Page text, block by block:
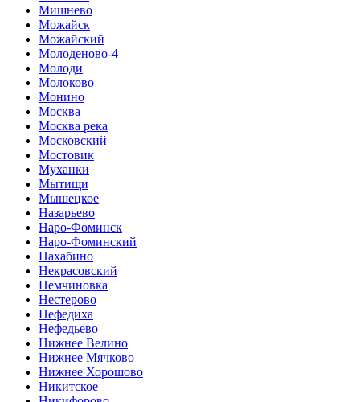
Мишнево
Можайск
Можайский
Молоденово-4
Молоди
Молоково
Монино
Москва
Москва река
Московский
Мостовик
Муханки
Мытищи
Мышецкое
Назарьево
Наро-Фоминск
Наро-Фоминский
Нахабино
Некрасовский
Немчиновка
Нестерово
Нефедиха
Нефедьево
Нижнее Велино
Нижнее Мячково
Нижнее Хорошово
Никитское